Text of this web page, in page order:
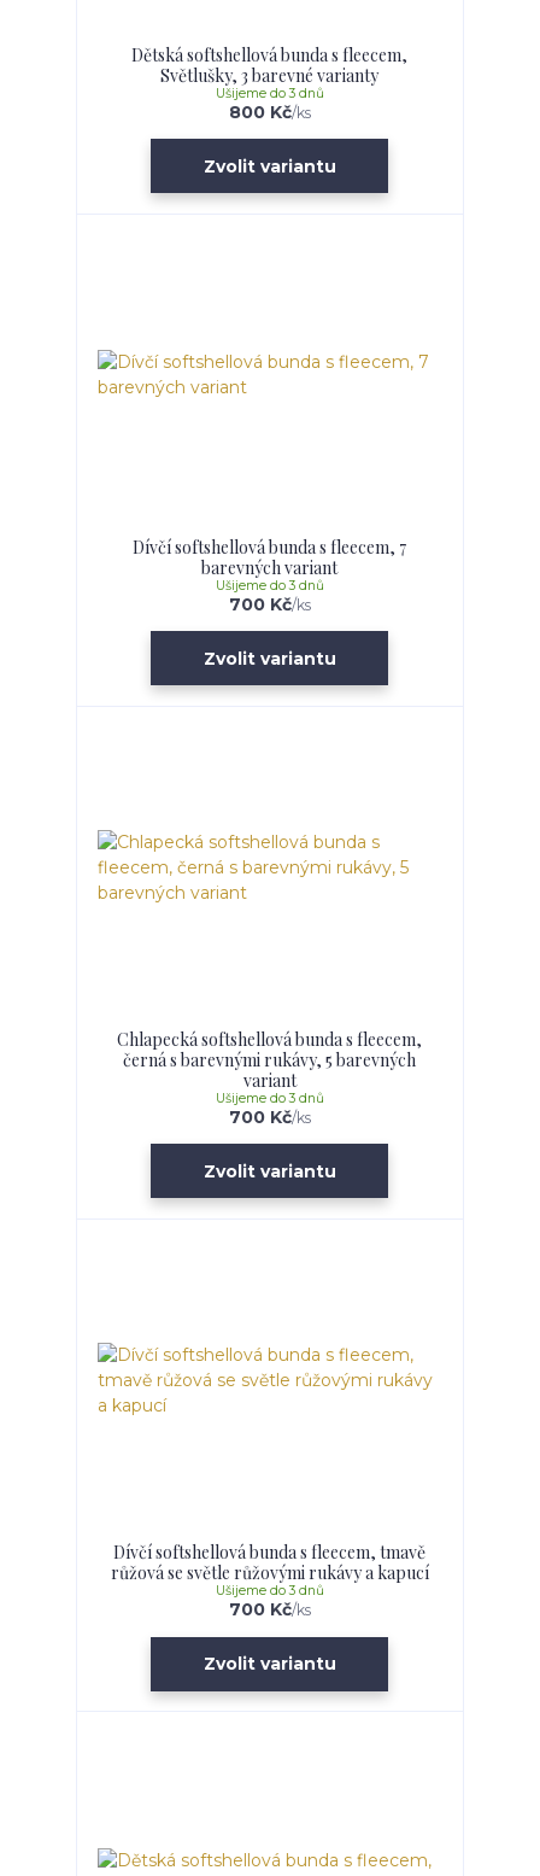
Dětská softshellová bunda s fleecem,
Světlušky, 3 barevné varianty
800 Kč/ks
Ušijeme do 3 dnů
Zvolit variantu
Dívčí softshellová bunda s fleecem, 7
barevných variant
700 Kč/ks
Ušijeme do 3 dnů
Zvolit variantu
Chlapecká softshellová bunda s fleecem,
černá s barevnými rukávy, 5 barevných
variant
700 Kč/ks
Ušijeme do 3 dnů
Zvolit variantu
Dívčí softshellová bunda s fleecem, tmavě
růžová se světle růžovými rukávy a kapucí
700 Kč/ks
Ušijeme do 3 dnů
Zvolit variantu